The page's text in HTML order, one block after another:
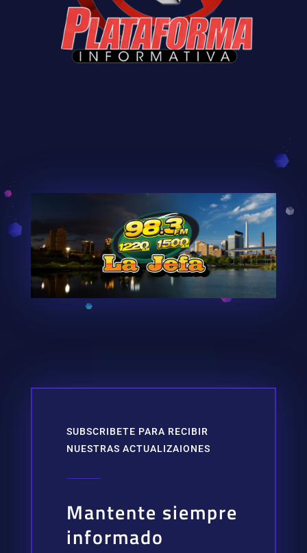
SUBSCRIBETE PARA RECIBIR
NUESTRAS ACTUALIZAIONES
Mantente siempre
informado